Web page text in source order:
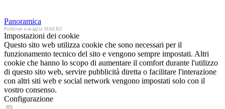
Panoramica
Pullover a maglia MAERZ
Impostazioni dei cookie
Questo sito web utilizza cookie che sono necessari per il
funzionamento tecnico del sito e vengono sempre impostati. Altri
cookie che hanno lo scopo di aumentare il comfort durante l'utilizzo
di questo sito web, servire pubblicità diretta o facilitare l'interazione
con altri siti web e social network vengono impostati solo con il
vostro consenso.
Configurazione